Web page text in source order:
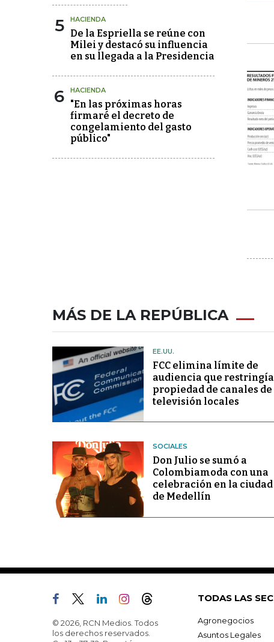
5 HACIENDA
De la Espriella se reúne con
Milei y destacó su influencia
en su llegada a la Presidencia
6 HACIENDA
"En las próximas horas
firmaré el decreto de
congelamiento del gasto
público"
MÁS DE LA REPÚBLICA
EE.UU.
FCC elimina límite de
audiencia que restringía
propiedad de canales de
televisión locales
SOCIALES
Don Julio se sumó a
Colombiamoda con una
celebración en la ciudad
de Medellín
© 2026, RCN Medios. Todos
los derechos reservados.
TODAS LAS
Agronegocios
Asuntos Legales